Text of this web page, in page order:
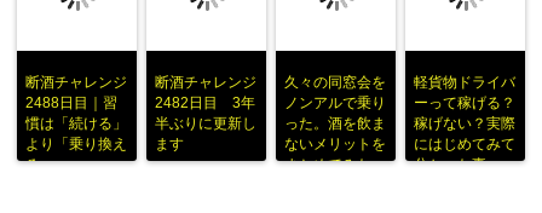
断酒チャレンジ
2488日目｜習
慣は「続ける」
より「乗り換え
る」
断酒チャレンジ
2482日目 3年
半ぶりに更新し
ます
久々の同窓会を
ノンアルで乗り
った。酒を飲ま
ないメリットを
まとめてみた
軽貨物ドライバ
ーって稼げる？
稼げない？実際
にはじめてみて
分かった事